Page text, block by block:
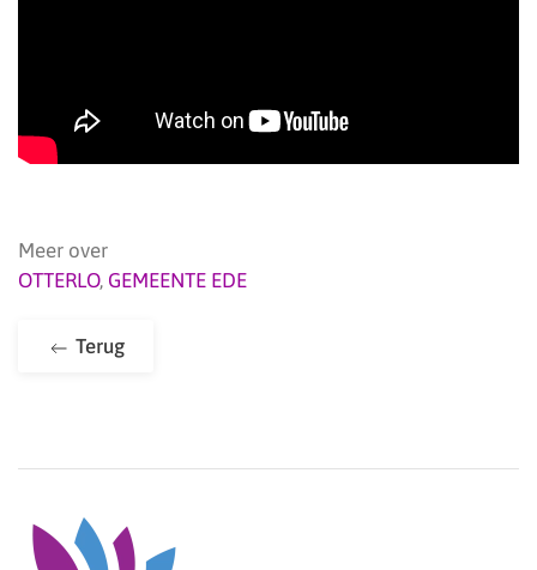
Meer over
OTTERLO, GEMEENTE EDE
Terug